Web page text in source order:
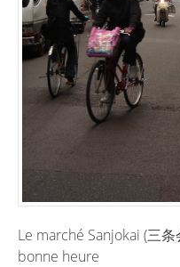
Le marché Sanjokai (三
bonne heure